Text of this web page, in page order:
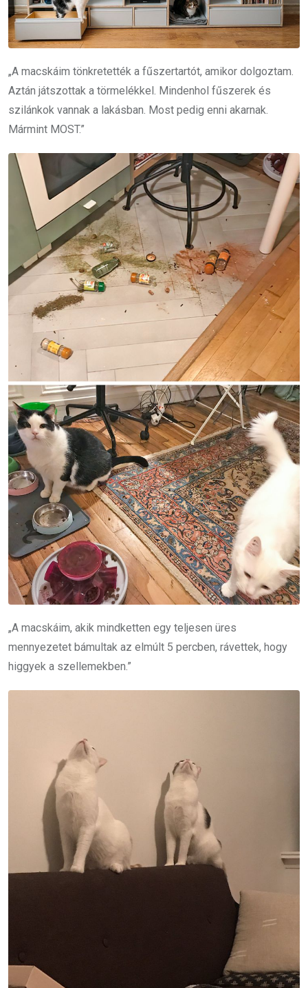
„A macskáim tönkretették a fűszertartót, amikor dolgoztam.
Aztán játszottak a törmelékkel. Mindenhol fűszerek és
szilánkok vannak a lakásban. Most pedig enni akarnak.
Mármint MOST.”
„A macskáim, akik mindketten egy teljesen üres
mennyezetet bámultak az elmúlt 5 percben, rávettek, hogy
higgyek a szellemekben.”